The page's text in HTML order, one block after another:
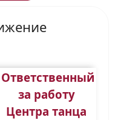
Ответственный
за работу
Центра танца